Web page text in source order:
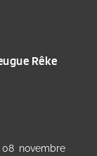
Rêke
08 novembre